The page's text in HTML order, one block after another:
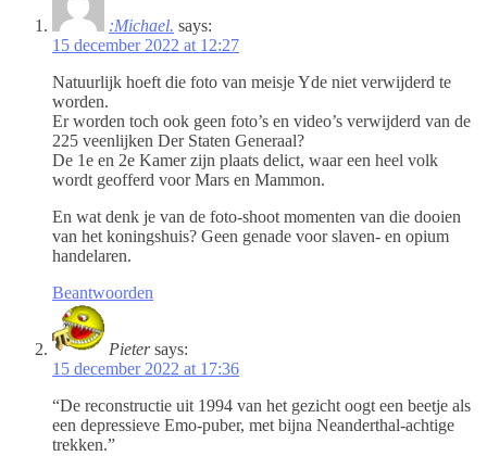
:Michael. says:
15 december 2022 at 12:27
Natuurlijk hoeft die foto van meisje Yde niet verwijderd te
worden.
Er worden toch ook geen foto’s en video’s verwijderd van de
225 veenlijken Der Staten Generaal?
De 1e en 2e Kamer zijn plaats delict, waar een heel volk
wordt geofferd voor Mars en Mammon.
En wat denk je van de foto-shoot momenten van die dooien
van het koningshuis? Geen genade voor slaven- en opium
handelaren.
Beantwoorden
Pieter says:
15 december 2022 at 17:36
“De reconstructie uit 1994 van het gezicht oogt een beetje als
een depressieve Emo-puber, met bijna Neanderthal-achtige
trekken.”